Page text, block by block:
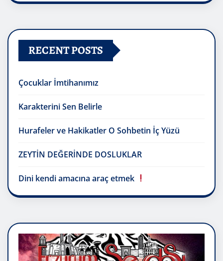
RECENT POSTS
Çocuklar İmtihanımız
Karakterini Sen Belirle
Hurafeler ve Hakikatler O Sohbetin İç Yüzü
ZEYTİN DEĞERİNDE DOSLUKLAR
Dini kendi amacına araç etmek